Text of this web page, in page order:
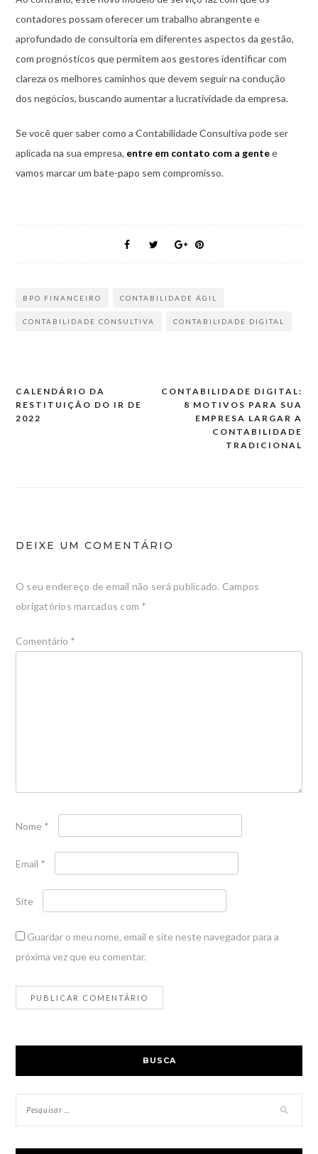
contadores possam oferecer um trabalho abrangente e
aprofundado de consultoria em diferentes aspectos da gestão,
com prognósticos que permitem aos gestores identificar com
clareza os melhores caminhos que devem seguir na condução
dos negócios, buscando aumentar a lucratividade da empresa.
Se você quer saber como a Contabilidade Consultiva pode ser
aplicada na sua empresa, entre em contato com a gentee
vamos marcar um bate-papo sem compromisso.
BPO FINANCEIRO CONTABILIDADE ÁGIL
CONTABILIDADE CONSULTIVA CONTABILIDADE DIGITAL
Navegação
de
CALENDÁRIO DA
RESTITUIÇÃO DO IR DE
2022
CONTABILIDADE DIGITAL:
8 MOTIVOS PARA SUA
EMPRESA LARGAR A
CONTABILIDADE
TRADICIONAL
DEIXE UM COMENTÁRIO
O seu endereço de email não será publicado. Campos
obrigatórios marcados com *
Comentário *
Nome *
Email *
Site
Guardar o meu nome, email e site neste navegador para a
próxima vez que eu comentar.
BUSCA